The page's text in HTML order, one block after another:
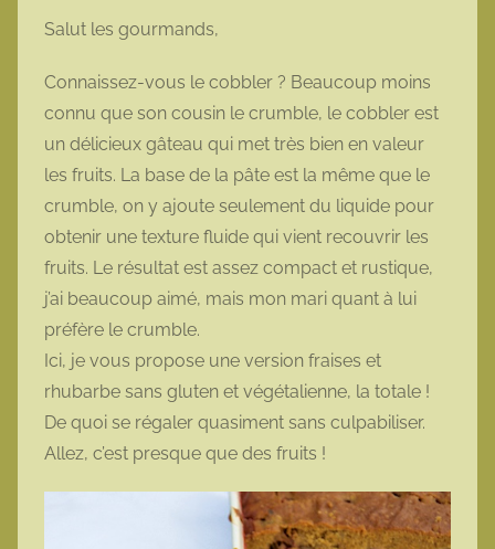
a
o
t
e
Salut les gourmands,
Connaissez-vous le cobbler ? Beaucoup moins
connu que son cousin le crumble, le cobbler est
un délicieux gâteau qui met très bien en valeur
les fruits. La base de la pâte est la même que le
crumble, on y ajoute seulement du liquide pour
obtenir une texture fluide qui vient recouvrir les
fruits. Le résultat est assez compact et rustique,
j’ai beaucoup aimé, mais mon mari quant à lui
préfère le crumble.
Ici, je vous propose une version fraises et
rhubarbe sans gluten et végétalienne, la totale !
De quoi se régaler quasiment sans culpabiliser.
Allez, c’est presque que des fruits !